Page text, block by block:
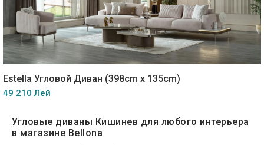
Estella Угловой Диван (398cm x 135cm)
49 210 Лей
Угловые диваны Кишинев для любого интерьера
в магазине Bellona